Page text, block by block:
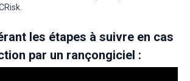
les étapes à suivre en cas
par un rançongiciel :